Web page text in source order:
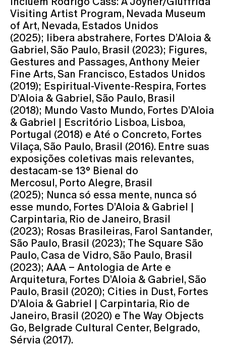
Visiting Artist Program, Nevada Museum
of Art, Nevada, Estados Unidos
(2025); libera abstrahere, Fortes D’Aloia &
Gabriel, São Paulo, Brasil (2023); Figures,
Gestures and Passages, Anthony Meier
Fine Arts, San Francisco, Estados Unidos
(2019); Espiritual-Vivente-Respira, Fortes
D’Aloia & Gabriel, São Paulo, Brasil
(2018); Mundo Vasto Mundo, Fortes D’Aloia
& Gabriel | Escritório Lisboa, Lisboa,
Portugal (2018) e Até o Concreto, Fortes
Vilaça, São Paulo, Brasil (2016). Entre suas
exposições coletivas mais relevantes,
destacam-se 13° Bienal do
Mercosul, Porto Alegre, Brasil
(2025); Nunca só essa mente, nunca só
esse mundo, Fortes D’Aloia & Gabriel |
Carpintaria, Rio de Janeiro, Brasil
(2023); Rosas Brasileiras, Farol Santander,
São Paulo, Brasil (2023); The Square São
Paulo, Casa de Vidro, São Paulo, Brasil
(2023); AAA – Antologia de Arte e
Arquitetura, Fortes D’Aloia & Gabriel, São
Paulo, Brasil (2020); Cities in Dust, Fortes
D’Aloia & Gabriel | Carpintaria, Rio de
Janeiro, Brasil (2020) e The Way Objects
Go, Belgrade Cultural Center, Belgrado,
Sérvia (2017).